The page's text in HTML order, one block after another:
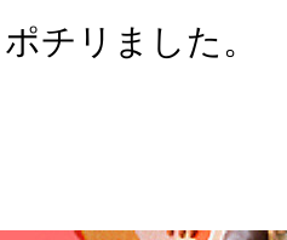
チリました。